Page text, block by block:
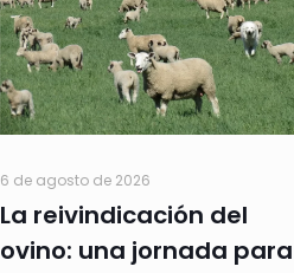
6 de agosto de 2026
La reivindicación del
ovino: una jornada para